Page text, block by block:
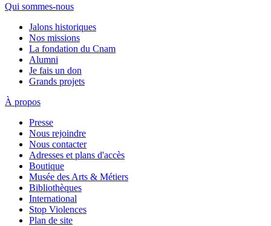
Qui sommes-nous
Jalons historiques
Nos missions
La fondation du Cnam
Alumni
Je fais un don
Grands projets
À propos
Presse
Nous rejoindre
Nous contacter
Adresses et plans d'accès
Boutique
Musée des Arts & Métiers
Bibliothèques
International
Stop Violences
Plan de site